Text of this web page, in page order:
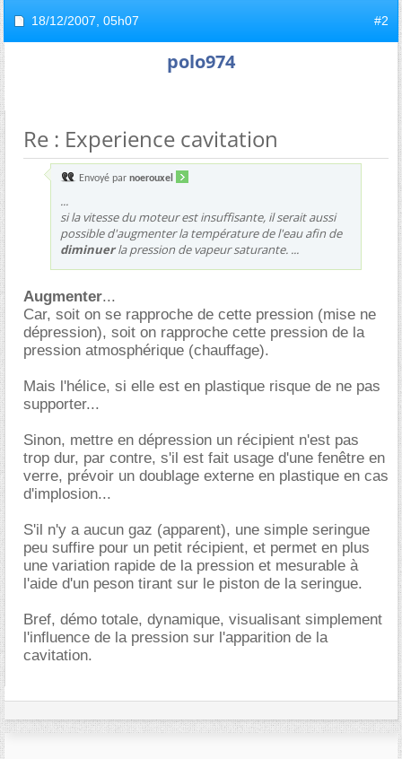
18/12/2007, 05h07 #2
polo974
Re : Experience cavitation
Envoyé par noerouxel
...
si la vitesse du moteur est insuffisante, il serait aussi
possible d'augmenter la température de l'eau afin de
diminuerla pression de vapeur saturante. ...
Augmenter...
Car, soit on se rapproche de cette pression (mise ne
dépression), soit on rapproche cette pression de la
pression atmosphérique (chauffage).
Mais l'hélice, si elle est en plastique risque de ne pas
supporter...
Sinon, mettre en dépression un récipient n'est pas
trop dur, par contre, s'il est fait usage d'une fenêtre en
verre, prévoir un doublage externe en plastique en cas
d'implosion...
S'il n'y a aucun gaz (apparent), une simple seringue
peu suffire pour un petit récipient, et permet en plus
une variation rapide de la pression et mesurable à
l'aide d'un peson tirant sur le piston de la seringue.
Bref, démo totale, dynamique, visualisant simplement
l'influence de la pression sur l'apparition de la
cavitation.